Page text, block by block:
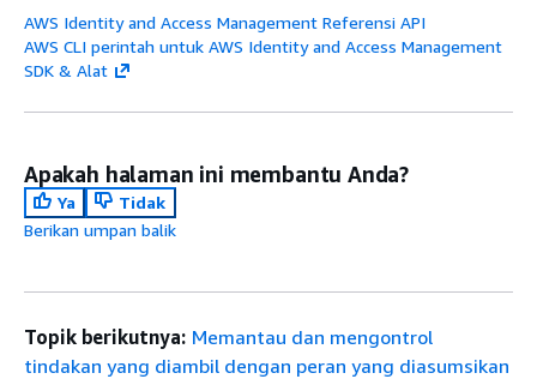
AWS Identity and Access Management Referensi API
AWS CLI perintah untuk AWS Identity and Access Management
SDK & Alat
Apakah halaman ini membantu Anda?
Ya
Tidak
Berikan umpan balik
Topik berikutnya: Memantau dan mengontrol
tindakan yang diambil dengan peran yang diasumsikan